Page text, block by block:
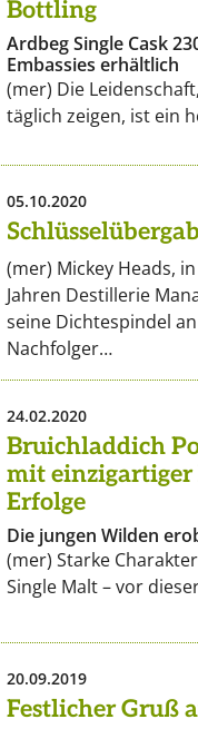
Bottling
Ardbeg Single Cask
Embassies erhältlich
(mer) Die
täglich zeigen, ist ein
05.10.2020
(mer) Mickey Heads,
Jahren Destillerie
seine Dichtespindel
Nachfolger…
24.02.2020
Bruichladdich
mit
Erfolge
Die jungen Wilden
(mer) Starke
Single Malt – vor
20.09.2019
Festlicher Gruß